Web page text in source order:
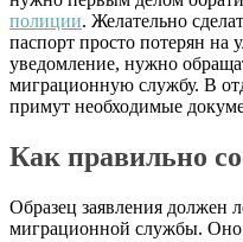
полиции. Желательно
паспорт просто потерян на
уведомление, нужно
миграционную службу. В
примут необходимые
Как правильно
Образец заявления должен
миграционной службы. Оно